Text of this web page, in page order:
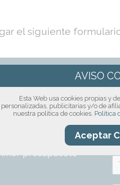
el siguiente
formulario, por
sobre el
presupuesto
Esta Web usa cookies propias y
personalizadas, publicitarias y/o de
nuestra política de cookies. Política
Aceptar